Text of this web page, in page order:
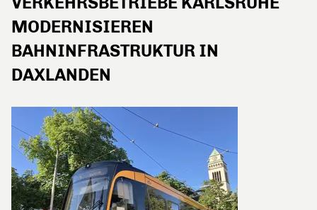
MODERNISIEREN
BAHNINFRASTRUKTUR IN
DAXLANDEN